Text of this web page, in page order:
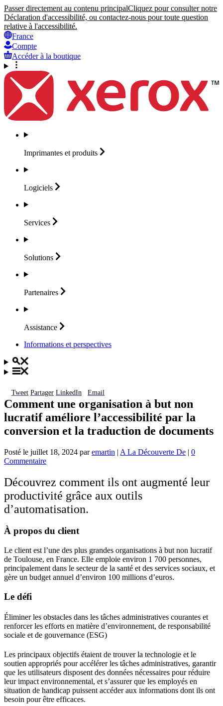
Passer directement au contenu principalCliquez pour consulter notre
Déclaration d'accessibilité, ou contactez-nous pour toute question
relative à l'accessibilité.
France
Compte
Accéder à la boutique
Imprimantes et produits
Logiciels
Services
Solutions
Partenaires
Assistance
Informations et perspectives
Tweet Partager LinkedIn Email
Comment une organisation à but non
lucratif améliore l’accessibilité par la
conversion et la traduction de documents
Posté le juillet 18, 2024 paremartin | A La Découverte De | 0
Commentaire
Découvrez comment ils ont augmenté leur
productivité grâce aux outils
d’automatisation.
À propos du client
Le client est l’une des plus grandes organisations à but non lucratif
de Toulouse, en France. Elle emploie environ 1 700 personnes,
principalement dans le secteur de la santé et des services sociaux, et
gère un budget annuel d’environ 100 millions d’euros.
Le défi
Éliminer les obstacles dans les tâches administratives courantes et
renforcer les efforts en matière d’environnement, de responsabilité
sociale et de gouvernance (ESG)
Les principaux objectifs étaient de trouver la technologie et le
soutien appropriés pour accélérer les tâches administratives, garantir
que les utilisateurs disposent des données nécessaires pour réduire
leur impact environnemental, et s’assurer que les employés en
situation de handicap puissent accéder aux informations dont ils ont
besoin pour être efficaces.